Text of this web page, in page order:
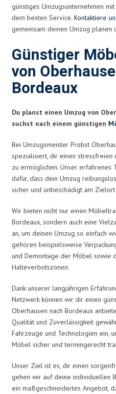
günstiges Umzugsunternehmen
dem besten Service. Kontaktiere
gemeinsam deinen Umzug planen
Günstiger
von
Bordeaux
Du planst einen Umzug von
suchst nach einem günstigen
Bei Umzugsmeister Probst
spezialisiert, dir einen stressfreien
zu ermöglichen. Unser erfahrenes
dafür, dass dein Umzug
sicher und unbeschädigt am Zielort
Wir bieten nicht nur einen
Bordeaux, sondern auch eine
an, um deinen Umzug so einfach
gehören beispielsweise
und Demontage der Möbel sowie
Halteverbotszonen.
Dank unserer langjährigen
Netzwerk können wir dir einen
Oberhausen nach Bordeaux
Qualität und Zuverlässigkeit
Fahrzeuge und Technologien ein,
Möbel sicher und termingerecht
Unser Ziel ist es, dir einen
gehen wir auf deine individuellen
ein maßgeschneidertes Angebot,